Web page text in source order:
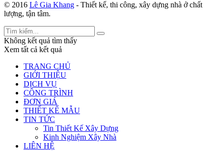
© 2016 Lê Gia Khang - Thiết kế, thi công, xây dựng nhà ở chất
lượng, tận tâm.
Không kết quả tìm thấy
Xem tất cả kết quả
TRANG CHỦ
GIỚI THIỆU
DỊCH VỤ
CÔNG TRÌNH
ĐƠN GIÁ
THIẾT KẾ MẪU
TIN TỨC
Tin Thiết Kế Xây Dựng
Kinh Nghiệm Xây Nhà
LIÊN HỆ